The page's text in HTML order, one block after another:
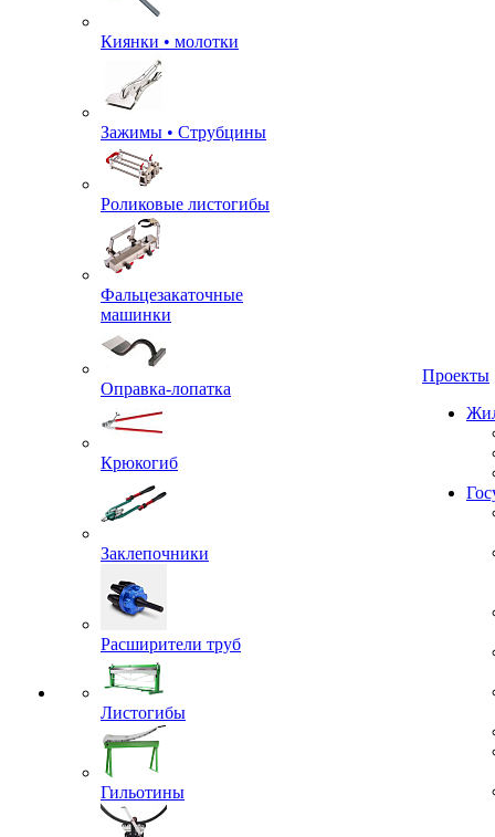
Киянки • молотки
Зажимы • Струбцины
Роликовые листогибы
Фальцезакаточные
машинки
Оправка-лопатка
Крюкогиб
Заклепочники
Расширители труб
Листогибы
Гильотины